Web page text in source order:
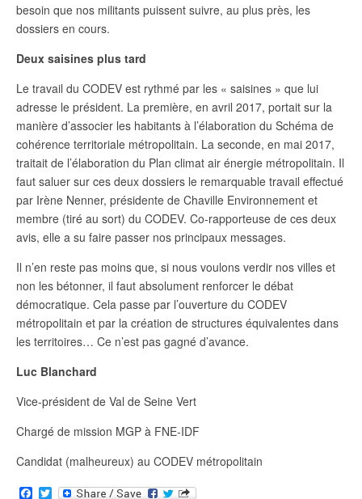
besoin que nos militants puissent suivre, au plus près, les
dossiers en cours.
Deux saisines plus tard
Le travail du CODEV est rythmé par les « saisines » que lui
adresse le président. La première, en avril 2017, portait sur la
manière d’associer les habitants à l’élaboration du Schéma de
cohérence territoriale métropolitain. La seconde, en mai 2017,
traitait de l’élaboration du Plan climat air énergie métropolitain. Il
faut saluer sur ces deux dossiers le remarquable travail effectué
par Irène Nenner, présidente de Chaville Environnement et
membre (tiré au sort) du CODEV. Co-rapporteuse de ces deux
avis, elle a su faire passer nos principaux messages.
Il n’en reste pas moins que, si nous voulons verdir nos villes et
non les bétonner, il faut absolument renforcer le débat
démocratique. Cela passe par l’ouverture du CODEV
métropolitain et par la création de structures équivalentes dans
les territoires… Ce n’est pas gagné d’avance.
Luc Blanchard
Vice-président de Val de Seine Vert
Chargé de mission MGP à FNE-IDF
Candidat (malheureux) au CODEV métropolitain
F T